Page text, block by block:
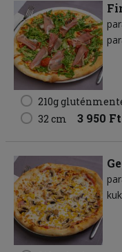
210g
32 cm 3 950 Ft